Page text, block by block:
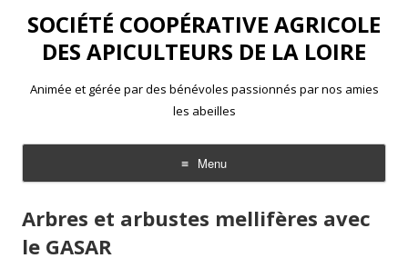
SOCIÉTÉ COOPÉRATIVE AGRICOLE
DES APICULTEURS DE LA LOIRE
Animée et gérée par des bénévoles passionnés par nos amies
les abeilles
Menu
Aller
contenu
Arbres et arbustes mellifères avec
le GASAR